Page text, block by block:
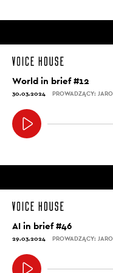
World in brief #12
30.03.2024 PROWADZĄCY:
AI in brief #46
29.03.2024 PROWADZĄCY: